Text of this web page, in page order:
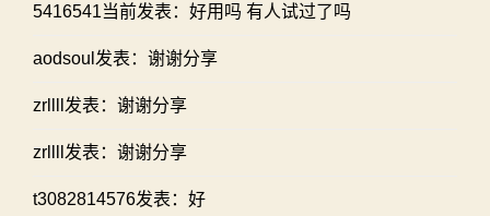
5416541当前发表：好用吗 有人试过了吗
aodsoul发表：谢谢分享
zrllll发表：谢谢分享
zrllll发表：谢谢分享
t3082814576发表：好